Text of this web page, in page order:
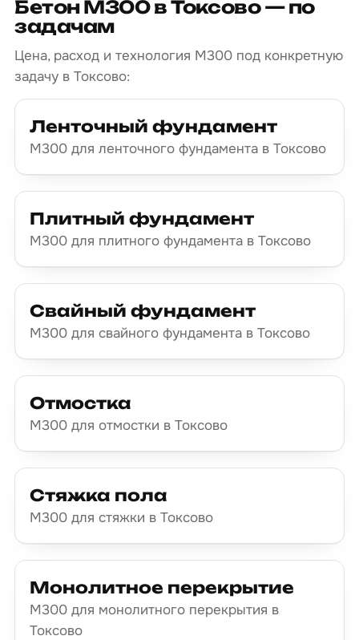
Бетон М300 в Токсово — по
задачам
Цена, расход и технология М300 под конкретную
задачу в Токсово:
Ленточный фундамент
М300 для ленточного фундамента в Токсово
Плитный фундамент
М300 для плитного фундамента в Токсово
Свайный фундамент
М300 для свайного фундамента в Токсово
Отмостка
М300 для отмостки в Токсово
Стяжка пола
М300 для стяжки в Токсово
Монолитное перекрытие
М300 для монолитного перекрытия в
Токсово